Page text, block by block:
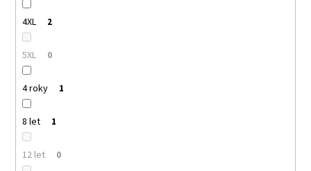
4XL 2
5XL 0
4 roky 1
8 let 1
12 let 0